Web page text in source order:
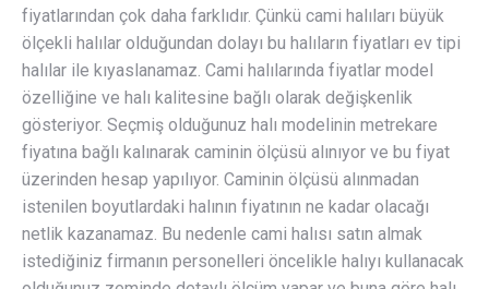
fiyatlarından çok daha farklıdır. Çünkü cami halıları büyük
ölçekli halılar olduğundan dolayı bu halıların fiyatları ev tipi
halılar ile kıyaslanamaz. Cami halılarında fiyatlar model
özelliğine ve halı kalitesine bağlı olarak değişkenlik
gösteriyor. Seçmiş olduğunuz halı modelinin metrekare
fiyatına bağlı kalınarak caminin ölçüsü alınıyor ve bu fiyat
üzerinden hesap yapılıyor. Caminin ölçüsü alınmadan
istenilen boyutlardaki halının fiyatının ne kadar olacağı
netlik kazanamaz. Bu nedenle cami halısı satın almak
istediğiniz firmanın personelleri öncelikle halıyı kullanacak